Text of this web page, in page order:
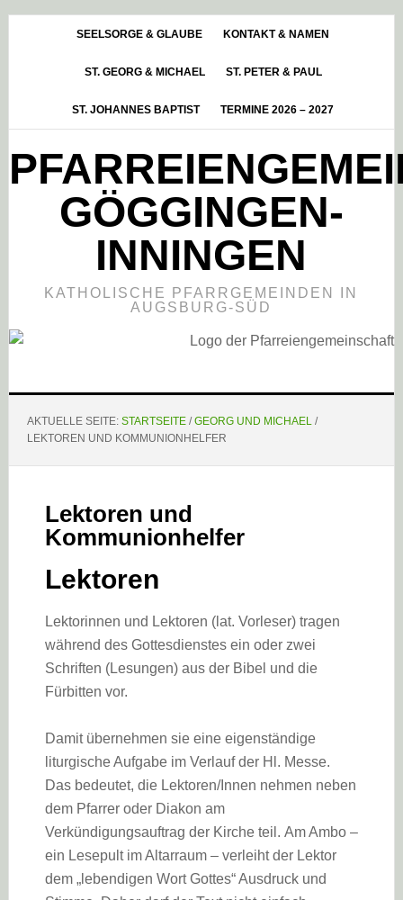
HauptsidebarSEELSORGE & GLAUBE KONTAKT & NAMEN
ST. GEORG & MICHAEL ST. PETER & PAUL
ST. JOHANNES BAPTIST TERMINE 2026 – 2027
GÖGGINGEN-
INNINGEN
KATHOLISCHE PFARRGEMEINDEN IN
AUGSBURG-SÜD
AKTUELLE SEITE: STARTSEITE / GEORG UND MICHAEL /
LEKTOREN UND KOMMUNIONHELFER
Lektoren und
Kommunionhelfer
Lektoren
Lektorinnen und Lektoren (lat. Vorleser) tragen
während des Gottesdienstes ein oder zwei
Schriften (Lesungen) aus der Bibel und die
Fürbitten vor.
Damit übernehmen sie eine eigenständige
liturgische Aufgabe im Verlauf der Hl. Messe.
Das bedeutet, die Lektoren/Innen nehmen neben
dem Pfarrer oder Diakon am
Verkündigungsauftrag der Kirche teil. Am Ambo –
ein Lesepult im Altarraum – verleiht der Lektor
dem „lebendigen Wort Gottes“ Ausdruck und